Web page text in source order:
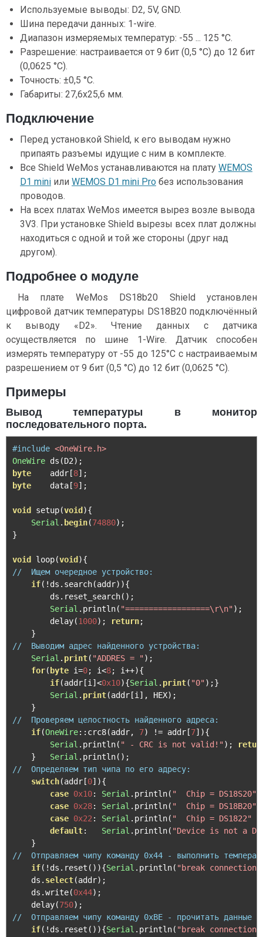
Используемые выводы: D2, 5V, GND.
Шина передачи данных: 1-wire.
Диапазон измеряемых температур: -55 ... 125 °C.
Разрешение: настраивается от 9 бит (0,5 °C) до 12 бит
(0,0625 °C).
Точность: ±0,5 °C.
Габариты: 27,6x25,6 мм.
Подключение
Перед установкой Shield, к его выводам нужно
припаять разъемы идущие с ним в комплекте.
Все Shield WeMos устанавливаются на плату WEMOS
D1 mini или WEMOS D1 mini Pro без использования
проводов.
На всех платах WeMos имеется вырез возле вывода
3V3. При установке Shield вырезы всех плат должны
находиться с одной и той же стороны (друг над
другом).
Подробнее о модуле
На плате WeMos DS18b20 Shield установлен
цифровой датчик температуры DS18B20 подключённый
к выводу «D2». Чтение данных с датчика
осуществляется по шине 1-Wire. Датчик способен
измерять температуру от -55 до 125°C с настраиваемым
разрешением от 9 бит (0,5 °C) до 12 бит (0,0625 °C).
Примеры
Вывод температуры в монитор
последовательного порта.
#include <OneWire.h>
OneWire ds (D2);
byte
    addr
[8];
byte
    data
[9];
void setup(void ){
Serial . begin(74880);
}
void loop(void ){
//  Ищем очередное устройство:
if(! ds . search(addr)){
        ds
. reset_search();
Serial . println( "==================\r\n");
        delay
(1000); return;
}
//  Выводим адрес найденного устройства:
Serial . print( "ADDRES = ");
for( byte i=0; i<8; i++){
if(addr [i ]<0x10){Serial . print( "0");}
Serial . print(addr [i ], HEX);
}
//  Проверяем целостность найденного адреса:
if(OneWire:: crc8(addr, 7) != addr [7]){
Serial . println( " - CRC is not valid!");
}
Serial . println();
//  Определяем тип чипа по его адресу:
switch(addr [0]){
case 0x10: Serial . println( "  Chip = DS18S20"
case 0x28: Serial . println( "  Chip = DS18B20"
case 0x22 : Serial . println( "  Chip = DS1822"
default: Serial . println( "Device is not a
}
//  Отправляем чипу команду 0x44 - выполнить
if(! ds . reset ()){Serial . println( "break connection"
    ds
. select(addr);
    ds
.write(0x44);
    delay
(750);
//  Отправляем чипу команду 0xBE - прочитать
if(! ds . reset ()){Serial . println( "break connection"